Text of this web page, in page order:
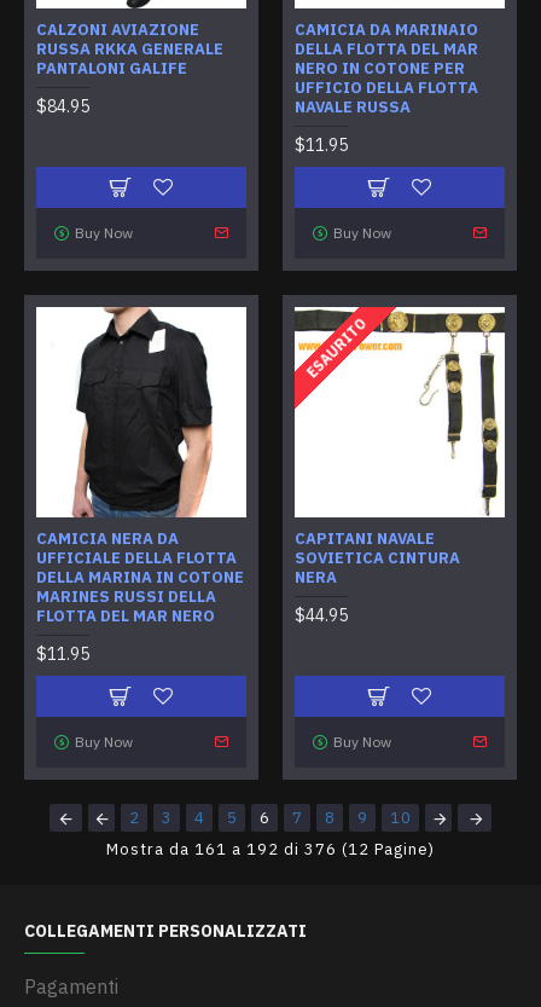
CALZONI AVIAZIONE
RUSSA RKKA GENERALE
PANTALONI GALIFE
$84.95
Buy Now
CAMICIA DA MARINAIO
DELLA FLOTTA DEL MAR
NERO IN COTONE PER
UFFICIO DELLA FLOTTA
NAVALE RUSSA
$11.95
Buy Now
CAMICIA NERA DA
UFFICIALE DELLA FLOTTA
DELLA MARINA IN COTONE
MARINES RUSSI DELLA
FLOTTA DEL MAR NERO
$11.95
Buy Now
ESAURITO
CAPITANI NAVALE
SOVIETICA CINTURA
NERA
$44.95
Buy Now
2 3 4 5 6 7 8 9
10
Mostra da 161 a 192 di 376 (12 Pagine)
COLLEGAMENTI PERSONALIZZATI
Pagamenti